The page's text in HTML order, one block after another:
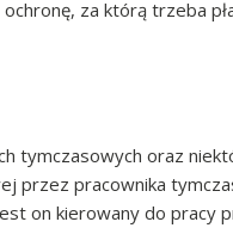
za którą trzeba
tymczasowych oraz
przez pracownika
on kierowany do pracy